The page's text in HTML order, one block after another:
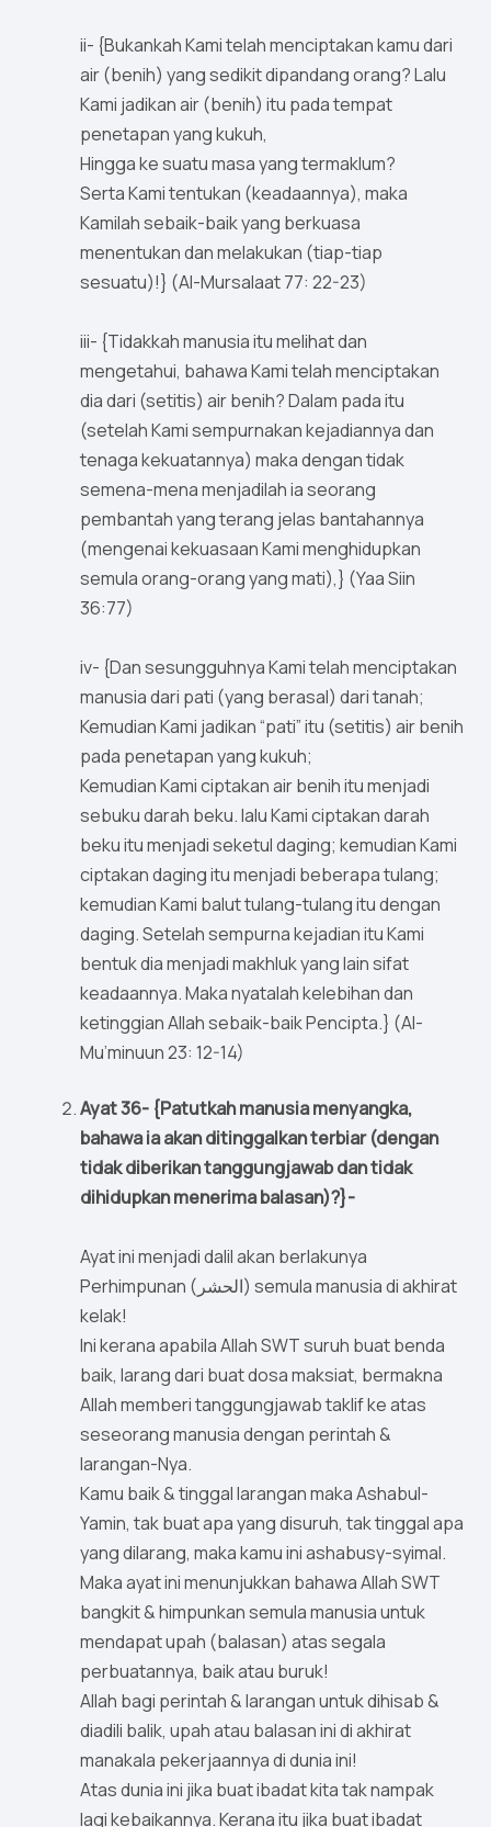
ii- {Bukankah Kami telah menciptakan kamu dari
air (benih) yang sedikit dipandang orang? Lalu
Kami jadikan air (benih) itu pada tempat
penetapan yang kukuh,
Hingga ke suatu masa yang termaklum?
Serta Kami tentukan (keadaannya), maka
Kamilah sebaik-baik yang berkuasa
menentukan dan melakukan (tiap-tiap
sesuatu)!} (Al-Mursalaat 77: 22-23)
iii- {Tidakkah manusia itu melihat dan
mengetahui, bahawa Kami telah menciptakan
dia dari (setitis) air benih? Dalam pada itu
(setelah Kami sempurnakan kejadiannya dan
tenaga kekuatannya) maka dengan tidak
semena-mena menjadilah ia seorang
pembantah yang terang jelas bantahannya
(mengenai kekuasaan Kami menghidupkan
semula orang-orang yang mati),} (Yaa Siin
36:77)
iv- {Dan sesungguhnya Kami telah menciptakan
manusia dari pati (yang berasal) dari tanah;
Kemudian Kami jadikan “pati” itu (setitis) air benih
pada penetapan yang kukuh;
Kemudian Kami ciptakan air benih itu menjadi
sebuku darah beku. lalu Kami ciptakan darah
beku itu menjadi seketul daging; kemudian Kami
ciptakan daging itu menjadi beberapa tulang;
kemudian Kami balut tulang-tulang itu dengan
daging. Setelah sempurna kejadian itu Kami
bentuk dia menjadi makhluk yang lain sifat
keadaannya. Maka nyatalah kelebihan dan
ketinggian Allah sebaik-baik Pencipta.} (Al-
Mu’minuun 23: 12-14)
Ayat 36- {Patutkah manusia menyangka,
bahawa ia akan ditinggalkan terbiar (dengan
tidak diberikan tanggungjawab dan tidak
dihidupkan menerima balasan)?}-
Ayat ini menjadi dalil akan berlakunya
Perhimpunan (الحشر) semula manusia di akhirat
kelak!
Ini kerana apabila Allah SWT suruh buat benda
baik, larang dari buat dosa maksiat, bermakna
Allah memberi tanggungjawab taklif ke atas
seseorang manusia dengan perintah &
larangan-Nya.
Kamu baik & tinggal larangan maka Ashabul-
Yamin, tak buat apa yang disuruh, tak tinggal apa
yang dilarang, maka kamu ini ashabusy-syimal.
Maka ayat ini menunjukkan bahawa Allah SWT
bangkit & himpunkan semula manusia untuk
mendapat upah (balasan) atas segala
perbuatannya, baik atau buruk!
Allah bagi perintah & larangan untuk dihisab &
diadili balik, upah atau balasan ini di akhirat
manakala pekerjaannya di dunia ini!
Atas dunia ini jika buat ibadat kita tak nampak
lagi kebaikannya. Kerana itu jika buat ibadat